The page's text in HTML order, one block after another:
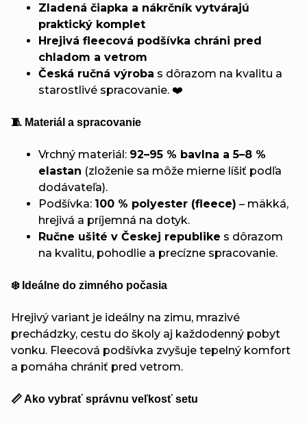
Zladená čiapka a nákrčník vytvárajú
praktický komplet
Hrejivá fleecová podšívka chráni pred
chladom a vetrom
Česká ručná výroba s dôrazom na kvalitu a
starostlivé spracovanie. ❤️
🧵 Materiál a spracovanie
Vrchný materiál: 92–95 % bavlna a 5–8 %
elastan (zloženie sa môže mierne líšiť podľa
dodávateľa).
Podšívka: 100 % polyester (fleece) – mäkká,
hrejivá a príjemná na dotyk.
Ručne ušité v Českej republike s dôrazom
na kvalitu, pohodlie a precízne spracovanie.
❄️ Ideálne do zimného počasia
Hrejivý variant je ideálny na zimu, mrazivé
prechádzky, cestu do školy aj každodenný pobyt
vonku. Fleecová podšívka zvyšuje tepelný komfort
a pomáha chrániť pred vetrom.
📏 Ako vybrať správnu veľkosť setu